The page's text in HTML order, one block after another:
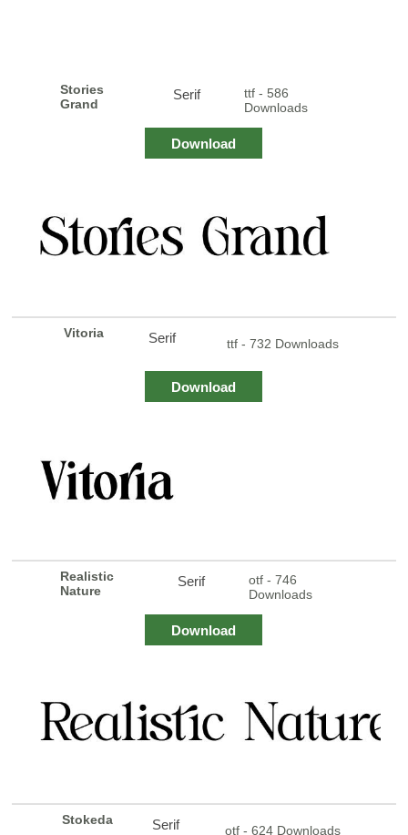
Stories
Grand
Serif
ttf - 586
Downloads
Download
Vitoria Serif ttf - 732 Downloads
Download
Realistic
Nature
Serif
otf - 746
Downloads
Download
Stokeda Serif otf - 624 Downloads